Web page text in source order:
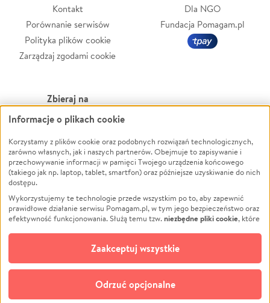
Kontakt
Porównanie serwisów
Polityka plików cookie
Zarządzaj zgodami cookie
Dla NGO
Fundacja Pomagam.pl
Zbieraj na
Leczenie
Zwierzęta
Pożar
Ukraina
Pomoc Finansowa
Projekty
Pogrzeb
Społeczność lokalna
Kultura
Powódź
Wichura
NGO
Edukacja
Podróż
Impreza
Ochrona środowiska
Biznes
Informacje o plikach cookie
Korzystamy z plików cookie oraz podobnych rozwiązań technologicznych,
zarówno własnych, jak i naszych partnerów. Obejmuje to zapisywanie i
przechowywanie informacji w pamięci Twojego urządzenia końcowego
(takiego jak np. laptop, tablet, smartfon) oraz późniejsze uzyskiwanie do nich
dostępu.
Wykorzystujemy te technologie przede wszystkim po to, aby zapewnić
prawidłowe działanie serwisu Pomagam.pl, w tym jego bezpieczeństwo oraz
efektywność funkcjonowania. Służą temu tzw.niezbędne pliki cookie, które
opcjonalnych plików cookie
technologii do celów analitycznych i retargetingowych. Możesz wyrazić
zgodę na ich stosowanie lub jej odmówić. W dowolnym momencie masz
możliwość zmiany swoich preferencji na stronie „Zarządzaj zgodami cookie”,
do której link znajdziesz w stopce serwisu Pomagam.pl. Opcjonalne pliki
cookie wykorzystywane są w następujących celach:
Odrzuć opcjonalne
Zaakceptuj wszystkie